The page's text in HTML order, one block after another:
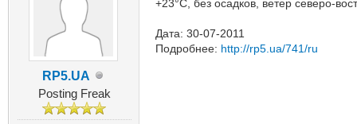
RP5.UA
Posting Freak
+23°C, без осадков, ветер северо-
Дата: 30-07-2011
Подробнее: http://rp5.ua/741/ru